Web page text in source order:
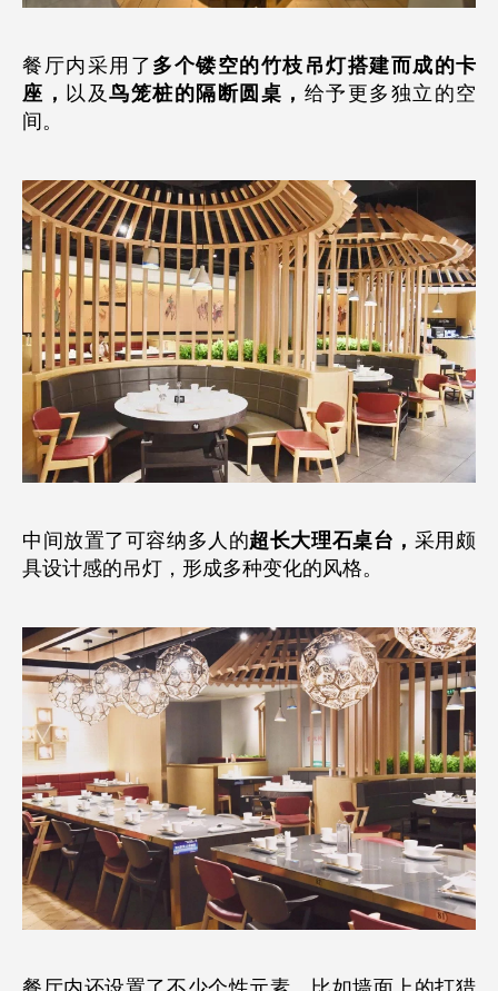
餐厅内采用了多个镂空的竹枝吊灯搭建而成的卡
座， 以及鸟笼桩的隔断圆桌， 给予更多独立的空
间。
中间放置了可容纳多人的超长大理石桌台， 采用颇
具设计感的吊灯，形成多种变化的风格。